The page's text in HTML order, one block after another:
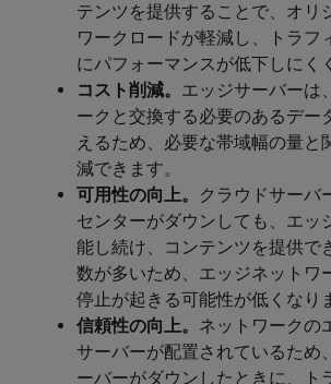
テンツを提供することで、オリ
ワークロードが軽減し、トラフ
にパフォーマンスが低下しにく
コスト削減。 エッジサーバーは
ークと交換する必要のあるデー
えるため、必要な帯域幅の量と
減できます。
可用性の向上。
クラウドサーバ
センターがダウンしても、エッ
能し続け、コンテンツを提供で
数が多いため、エッジネットワ
停止が起きる可能性が低くなり
信頼性の向上。 ネットワークの
サーバーが配置されているため
ーバーがダウンしたときに、ト